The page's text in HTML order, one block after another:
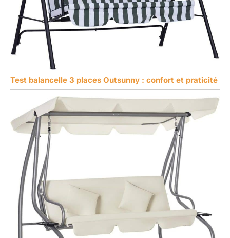
Test balancelle 3 places Outsunny : confort et praticité